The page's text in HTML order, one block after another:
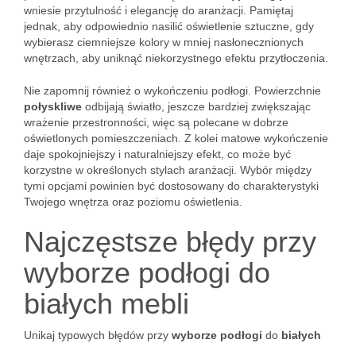
wniesie przytulność i elegancję do aranżacji. Pamiętaj
jednak, aby odpowiednio nasilić oświetlenie sztuczne, gdy
wybierasz ciemniejsze kolory w mniej nasłonecznionych
wnętrzach, aby uniknąć niekorzystnego efektu przytłoczenia.
Nie zapomnij również o wykończeniu podłogi. Powierzchnie
połyskliwe odbijają światło, jeszcze bardziej zwiększając
wrażenie przestronności, więc są polecane w dobrze
oświetlonych pomieszczeniach. Z kolei matowe wykończenie
daje spokojniejszy i naturalniejszy efekt, co może być
korzystne w określonych stylach aranżacji. Wybór między
tymi opcjami powinien być dostosowany do charakterystyki
Twojego wnętrza oraz poziomu oświetlenia.
Najczęstsze błędy przy
wyborze podłogi do
białych mebli
Unikaj typowych błędów przy wyborze podłogi do białych